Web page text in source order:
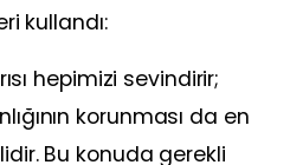
kullandı:
hepimizi sevindirir;
korunması da en
Bu konuda gerekli